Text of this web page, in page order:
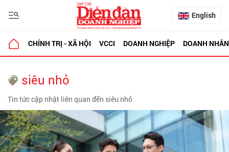
English
CHÍNH TRỊ - XÃ HỘI VCCI DOANH NGHIỆP DOANH NHÂN
siêu nhỏ
Tin tức cập nhật liên quan đến siêu nhỏ